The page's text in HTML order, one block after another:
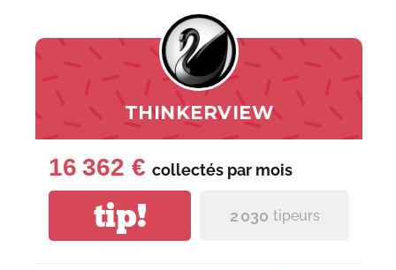
THINKERVIEW
16 362 € collectés par mois
tip! 2 030 tipeurs